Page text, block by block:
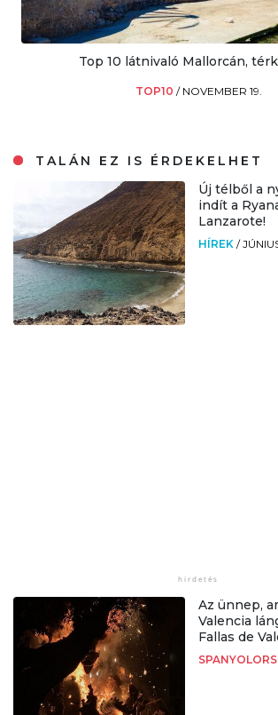
Top 10 látnivaló Mallorcán,
TOP10 / NOVEMBER 19.
TALÁN EZ IS ÉRDEKELHET
Új télből a
indít a
Lanzarote!
HÍREK /
Az ünnep,
Valencia
Fallas de